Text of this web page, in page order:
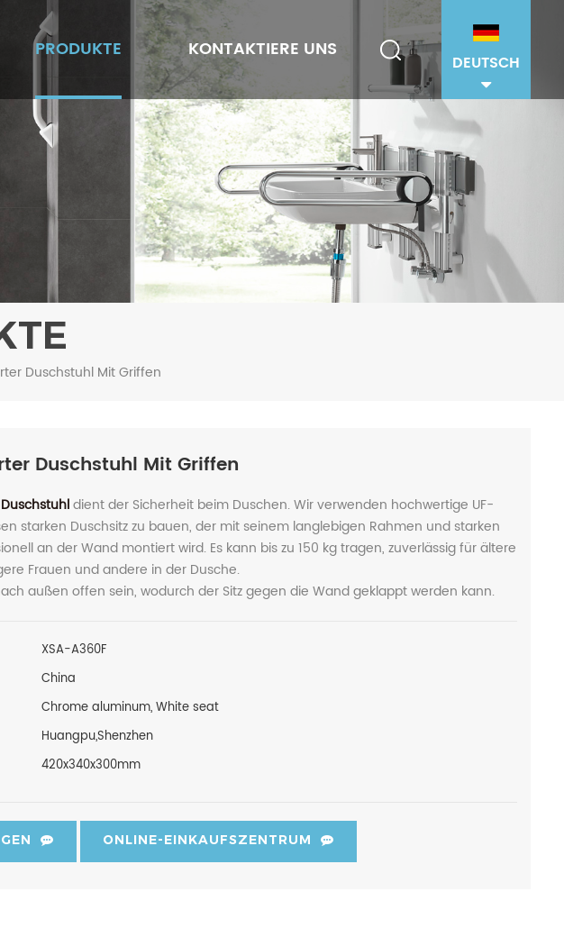
DEUTSCH
PRODUKTE KONTAKTIERE UNS
Duschstuhl Mit Griffen
Duschstuhl Mit Griffen
dient der Sicherheit beim Duschen. Wir verwenden hochwertige UF-
starken Duschsitz zu bauen, der mit seinem langlebigen Rahmen und starken
an der Wand montiert wird. Es kann bis zu 150 kg tragen, zuverlässig für ältere
Frauen und andere in der Dusche.
außen offen sein, wodurch der Sitz gegen die Wand geklappt werden kann.
XSA-A360F
China
Chrome aluminum, White seat
Huangpu,Shenzhen
420x340x300mm
ONLINE-EINKAUFSZENTRUM